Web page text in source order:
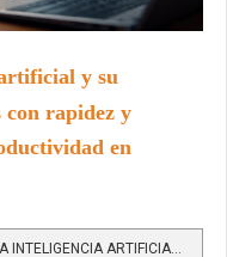
y su
con rapidez y
en